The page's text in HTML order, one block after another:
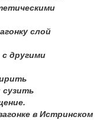
слой
другими
сузить
в Истринском